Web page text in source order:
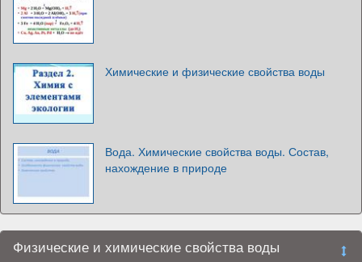
Химические и физические свойства воды
Вода. Химические свойства воды. Состав,
нахождение в природе
Физические и химические свойства воды